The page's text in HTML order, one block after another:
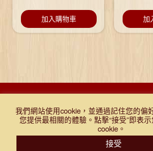
加入購物車 加
登入 購物車 門市報
條款及細則| 免責聲明|門市報價
我們網站使用cookie，並通過記住您的偏
您提供最相關的體驗。點擊“接受”即表
cookie。
接受